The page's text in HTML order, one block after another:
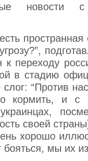
новости с
пространная
переходу
в стадию
“Против
кормить, и
своей
хорошо
бояться, мы их